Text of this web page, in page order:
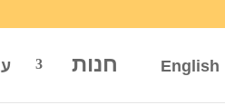
English חנות